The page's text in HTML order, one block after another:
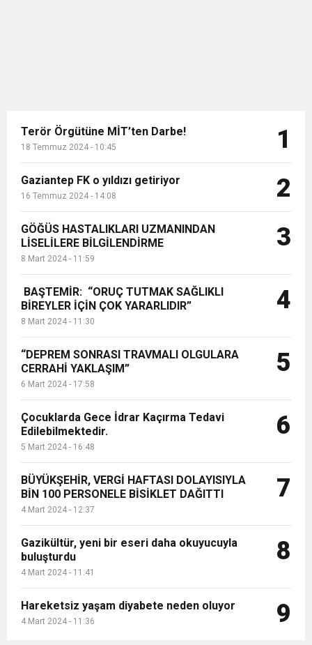
Terör Örgütüne MİT’ten Darbe!
18 Temmuz 2024 - 10:45 1
Gaziantep FK o yıldızı getiriyor
16 Temmuz 2024 - 14:08 2
GÖĞÜS HASTALIKLARI UZMANINDAN
LİSELİLERE BİLGİLENDİRME
8 Mart 2024 - 11:59
3
BAŞTEMİR: “ORUÇ TUTMAK SAĞLIKLI
BİREYLER İÇİN ÇOK YARARLIDIR”
8 Mart 2024 - 11:30
4
“DEPREM SONRASI TRAVMALI OLGULARA
CERRAHİ YAKLAŞIM”
6 Mart 2024 - 17:58
5
Çocuklarda Gece İdrar Kaçırma Tedavi
Edilebilmektedir.
5 Mart 2024 - 16:48
6
BÜYÜKŞEHİR, VERGİ HAFTASI DOLAYISIYLA
BİN 100 PERSONELE BİSİKLET DAĞITTI
4 Mart 2024 - 12:37
7
Gazikültür, yeni bir eseri daha okuyucuyla
buluşturdu
4 Mart 2024 - 11:41
8
Hareketsiz yaşam diyabete neden oluyor
4 Mart 2024 - 11:36 9